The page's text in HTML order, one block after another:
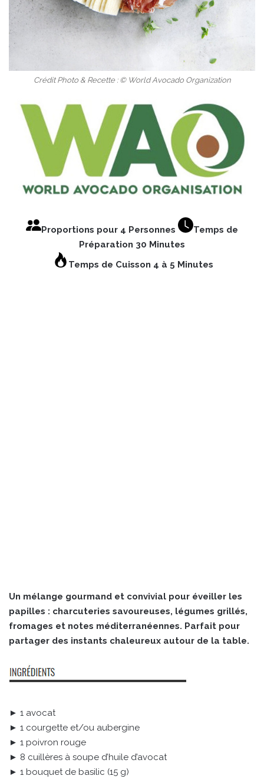
Crédit Photo & Recette : © World Avocado Organization
Proportions pour 4 Personnes
Temps de
Préparation 30 Minutes
Temps de Cuisson 4 à 5 Minutes
Un mélange gourmand et convivial pour éveiller les
papilles : charcuteries savoureuses, légumes grillés,
fromages et notes méditerranéennes. Parfait pour
partager des instants chaleureux autour de la table.
► 1 avocat
► 1 courgette et/ou aubergine
► 1 poivron rouge
► 8 cuillères à soupe d’huile d’avocat
► 1 bouquet de basilic (15 g)